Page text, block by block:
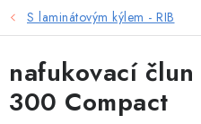
ZPRAVODAJ
S laminátovým kýlem - RIB
nafukovací
300 Compact